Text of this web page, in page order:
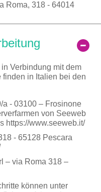
Roma, 318 - 64014
Verbindung mit dem
in Italien bei den
a - 03100 – Frosinone
von Seeweb
https://www.seeweb.it/
- 65128 Pescara
– via Roma 318 –
können unter